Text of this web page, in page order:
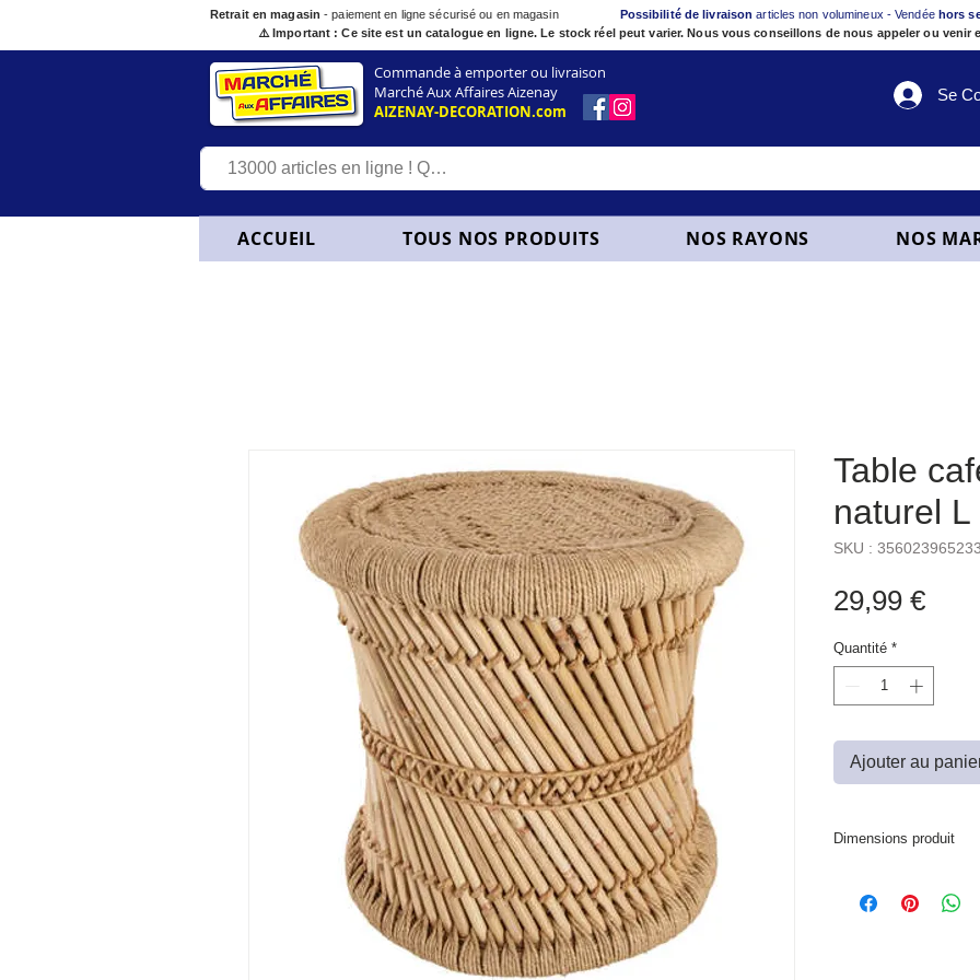
Retrait en magasin - paiement en ligne sécurisé ou en magasin Possibilité de livraisonarticles non volumineux - Vendée hors
⚠️ Important : Ce site est un catalogue en ligne. Le stock réel peut varier. Nous vous conseillons de nous appeler ou
Commande à emporter ou livraison
Marché Aux Affaires Aizenay
AIZENAY-DECORATION.com
Se
ACCUEIL TOUS NOS PRODUITS NOS RAYONS NOS
Table
naturel L
SKU :
29,99 €Prix
Quantité *
Ajouter au
Dimensions produit